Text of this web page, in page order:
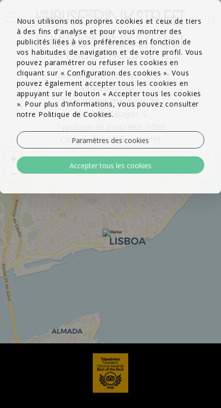
PAGE D'ACCUEIL
Année de construction: 2023
Rénové en: 2023
Nombre des chambres: 10
Nombre d'étages: 5
Catégorie de l´Hôtel: 4 ****
Nous utilisons nos propres cookies et ceux de tiers
à des fins d'analyse et pour vous montrer des
publicités liées à vos préférences en fonction de
vos habitudes de navigation et de votre profil. Vous
pouvez paramétrer ou refuser les cookies en
cliquant sur « Configuration des cookies ». Vous
pouvez également accepter tous les cookies en
appuyant sur le bouton « Accepter tous les cookies
». Pour plus d’informations, vous pouvez consulter
notre Politique de Cookies.
Paramètres des cookies
Accepter tous les cookies